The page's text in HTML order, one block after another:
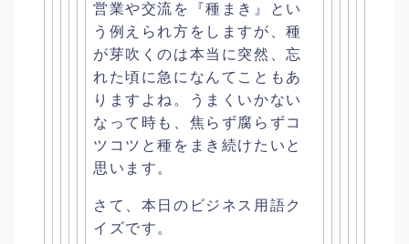
営業や交流を『種まき』
とい
う例えられ方をしますが、種
が芽吹くのは本当に突然、忘
れた頃に急になんてこともあ
りますよね。
うまくいかない
なって時も、 焦らず腐らずコ
ツコツと種をまき続けたいと
思います。
さて、本日のビジネス用語ク
イズです。